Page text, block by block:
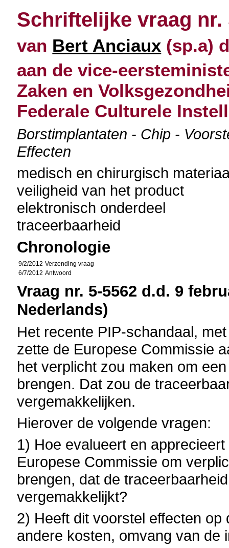
Schriftelijke vraag nr.
van Bert Anciaux (sp.a)
aan de vice-
Zaken en
Federale Culturele
Borstimplantaten - Chip -
Effecten
medisch en chirurgisch
veiligheid van het product
elektronisch onderdeel
traceerbaarheid
Chronologie
9/2/2012 Verzending vraag
6/7/2012 Antwoord
Vraag nr. 5-5562 d.d. 9
Nederlands)
Het recente PIP-schandaal,
zette de Europese Commissie
het verplicht zou maken om
brengen. Dat zou de
vergemakkelijken.
Hierover de volgende vragen:
1) Hoe evalueert en
Europese Commissie om
brengen, dat de
vergemakkelijkt?
2) Heeft dit voorstel effecten
andere kosten, omvang van de